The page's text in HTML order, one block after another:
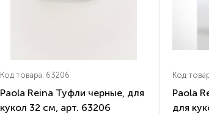
Код товара: 63206
Paola Reina Туфли черные, для
кукол 32 см, арт. 63206
Код
Paola
для